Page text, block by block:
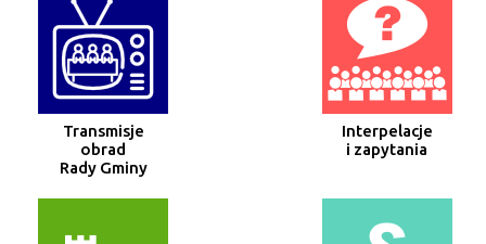
Transmisje
obrad
Rady Gminy
Interpelacje
i zapytania